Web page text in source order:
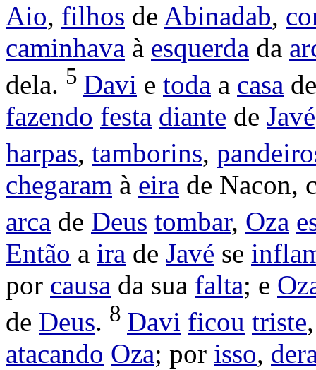
Aio, filhos de Abinadab,
caminhava à esquerda da
dela. 5 Davi e toda a casa
fazendo festa diante de Javé
harpas, tamborins,
chegaram à eira de Nacon,
arca de Deus tombar, Oza
Então a ira de Javé se
por causa da sua falta; e
de Deus. 8 Davi ficou triste
atacando Oza; por isso,